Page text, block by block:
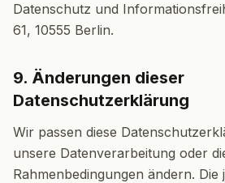
Datenschutz und
61, 10555 Berlin.
9. Änderungen dieser
Datenschutzerklärung
Wir passen diese
unsere Datenverarbeitung oder
Rahmenbedingungen ändern. Die